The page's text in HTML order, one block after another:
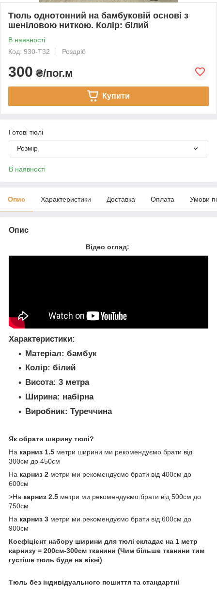
Тюль однотонний на бамбуковій основі з
шеніловою ниткою. Колір: білий
В наявності
Код: 930-Т32
Роздріб
300 ₴/пог.м
Купити
Готові тюлі
Розмір
В наявності
Опис Характеристики Доставка Оплата Умови
Опис
Відео огляд:
Характеристики:
Матеріал: бамбук
Колір: білий
Висота: 3 метра
Ширина: набірна
Виробник: Туреччина
Як обрати ширину тюлі?
На карниз 1.5 метри ширини ми рекомендуємо брати від
300см до 450см
На карниз 2 метри ми рекомендуємо брати від 400см до
600см
>На карниз 2.5 метри ми рекомендуємо брати від 500см до
750см
На карниз 3 метри ми рекомендуємо брати від 600см до
900см
Коефіцієнт набору ширини для тюлі складає на 1 метр
карнизу = 200см-300см тканини (Чим більше тканини тим
густіше тюль буде на вікні)
Тюль без індивідуального пошиття та стандартні